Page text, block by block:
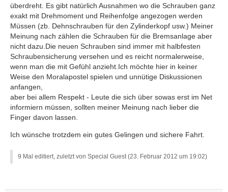
überdreht. Es gibt natürlich Ausnahmen wo die Schrauben ganz
exakt mit Drehmoment und Reihenfolge angezogen werden
Müssen (zb. Dehnschrauben für den Zylinderkopf usw.) Meiner
Meinung nach zählen die Schrauben für die Bremsanlage aber
nicht dazu.Die neuen Schrauben sind immer mit halbfesten
Schraubensicherung versehen und es reicht normalerweise,
wenn man die mit Gefühl anzieht.Ich möchte hier in keiner
Weise den Moralapostel spielen und unnütige Diskussionen
anfangen,
aber bei allem Respekt - Leute die sich über sowas erst im Net
informiern müssen, sollten meiner Meinung nach lieber die
Finger davon lassen.
Ich wünsche trotzdem ein gutes Gelingen und sichere Fahrt.
9 Mal editiert, zuletzt von Special Guest (23. Februar 2012 um 19:02)